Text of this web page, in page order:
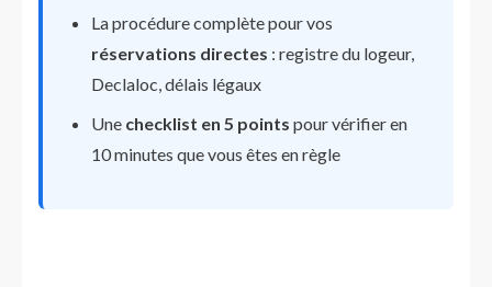
La procédure complète pour vos
réservations directes : registre du logeur,
Declaloc, délais légaux
Une checklist en 5 points pour vérifier en
10 minutes que vous êtes en règle